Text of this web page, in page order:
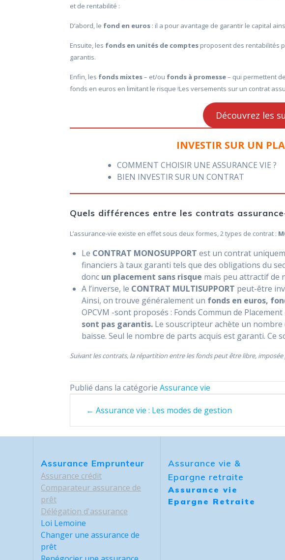
et de rentabilité :
D’abord, le fond en euros : il a pour avantage de garantir le capital
Ensuite, les fonds en unités de comptes proposent des rentabilités
garantis.
Enfin, les fonds mixtes– et/ou fonds à promesse– qui permettent
fonds en euros en limitant le risque !Les versements sur un contrat
Découvrez les
INVESTIR SUR UN
COMMENT CHOISIR UNE ASSURANCE VIE ?
BIEN INVESTIR SUR UN CONTRAT
Quels différences entre les contrats
L’assurance-vie existe en effet sous deux formes, 2 types de contrat :
Le CONTRAT MONOSUPPORT est un contrat
financiers à taux garanti tels que des obligations du
donc un placement sans risque mais peu attractif de
A l’inverse, le CONTRAT MULTISUPPORT peut-être
Ainsi, on trouve généralement un fonds en euros,
OPCVM -sont proposés : Fonds Commun de Placement
sont pas garantis. Le souscripteur achète un
baisse. Seul le nombre de parts acquis est garanti. Ce
Suivant les contrats, la répartition entre les fonds peut être libre,
Publié dans la catégorie Assurance vie
Posts
navigation
← Assurance vie : Les modes de gestion
Assurance Emprunteur
Assurance crédit
Comparateur assurance de
prêt
Délégation d'assurance
Loi Lemoine
Changer une assurance de
prêt
Assurance vie &
Epargne retraite
Assurance vie
Epargne Retraite